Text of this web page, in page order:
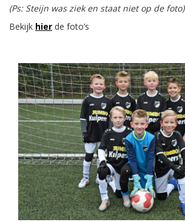
(Ps: Steijn was ziek en staat niet op de foto)
Bekijk hier de foto’s